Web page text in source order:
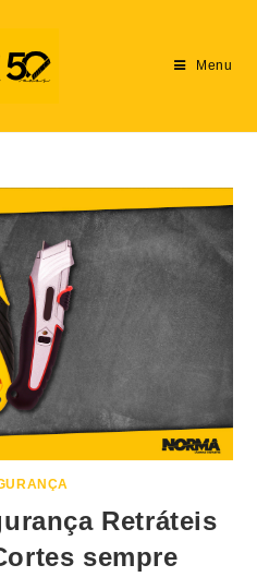
Menu
Retráteis
sempre